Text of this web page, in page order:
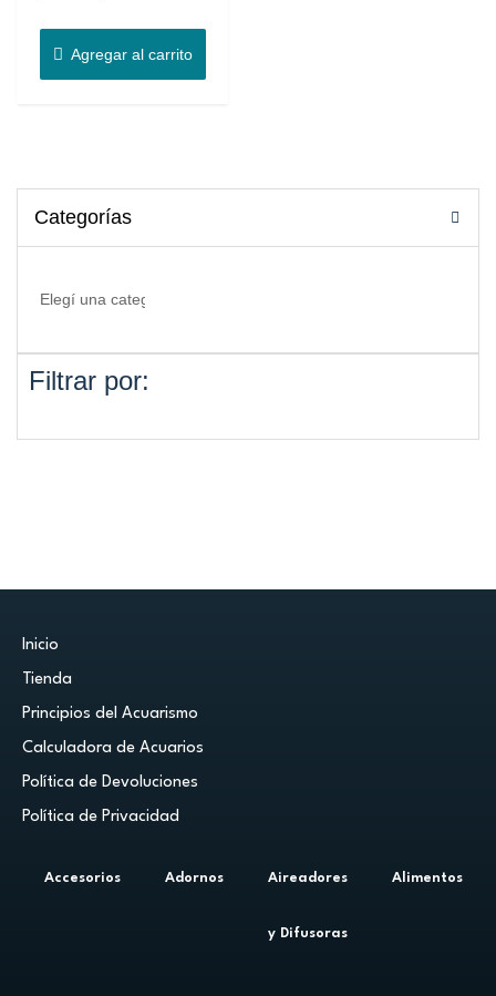
Agregar al carrito
Categorías
Filtrar por:
Inicio
Tienda
Principios del Acuarismo
Calculadora de Acuarios
Política de Devoluciones
Política de Privacidad
Accesorios Adornos Aireadores
y Difusoras
Alimentos